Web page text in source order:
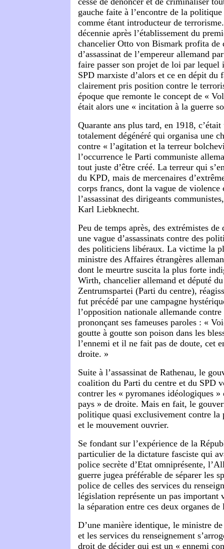
gauche faite à l’encontre de la
comme étant introducteur de
décennie après l’établissement du
chancelier Otto von Bismark profita de
d’assassinat de l’empereur allemand
faire passer son projet de loi par
SPD marxiste d’alors et ce en dépit du
clairement pris position contre le
époque que remonte le concept de «
était alors une « incitation à la guerre
Quarante ans plus tard, en 1918,
totalement dégénéré qui organisa une
contre « l’agitation et la terreur
l’occurrence le Parti communiste
tout juste d’être créé. La terreur qui
du KPD, mais de mercenaires
corps francs, dont la vague de violence
l’assassinat des dirigeants
Karl Liebknecht.
Peu de temps après, des extrémistes
une vague d’assassinats contre des
des politiciens libéraux. La victime la
ministre des Affaires étrangères
dont le meurtre suscita la plus forte
Wirth, chancelier allemand et député
Zentrumspartei (Parti du centre),
fut précédé par une campagne
l’opposition nationale allemande contre
prononçant ses fameuses paroles : «
goutte à goutte son poison dans les
l’ennemi et il ne fait pas de doute, cet
droite. »
Suite à l’assassinat de Rathenau, le
coalition du Parti du centre et du SPD
contrer les « pyromanes idéologiques
pays » de droite. Mais en fait, le
politique quasi exclusivement contre la
et le mouvement ouvrier.
Se fondant sur l’expérience de la
particulier de la dictature fasciste qui
police secrète d’Etat omniprésente,
guerre jugea préférable de séparer les
police de celles des services du
législation représente un pas important
la séparation entre ces deux organes de
D’une manière identique, le ministre
et les services du renseignement
droit de décider qui est un « ennemi